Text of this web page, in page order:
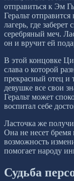
отправиться к Эм
Геральт
лагерь, где
серебряный меч.
он и вручит ей
В этой концовке
слава о которой
прекрасный отец и
девушке все свои
Геральт может
воспитал себе
Ласточка же
Она не несет бремя
возможность
помогает народу
Судьба